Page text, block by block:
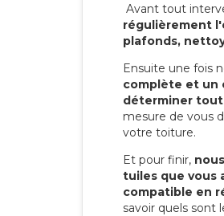
Avant tout
régulièrement
plafonds,
Ensuite une fois
complète et un
déterminer
mesure de vous
votre toiture.
Et pour finir,
tuiles que vous
compatible en
savoir quels sont